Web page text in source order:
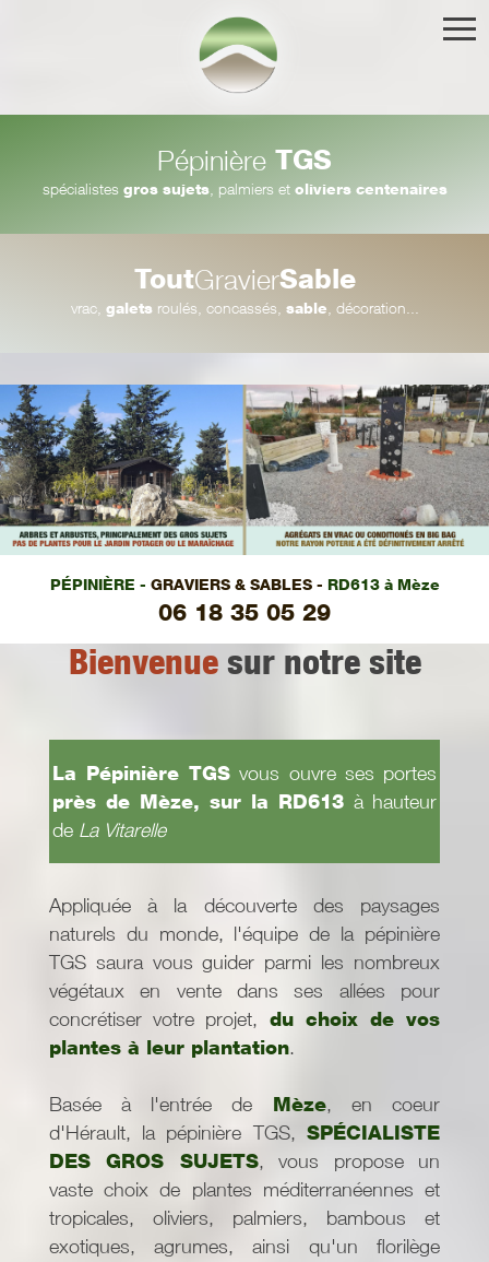
Pépinière TGS
spécialistes gros sujets, palmiers et oliviers centenaires
ToutGravierSable
vrac, galetsroulés, concassés, sable , décoration...
PÉPINIÈRE - GRAVIERS & SABLES - RD613 à Mèze
06 18 35 05 29
Bienvenuesur notre site
La Pépinière TGS vous ouvre ses portes
près de Mèze, sur la RD613 à hauteur
de La Vitarelle
Appliquée à la découverte des paysages
naturels du monde, l'équipe de la pépinière
TGS saura vous guider parmi les nombreux
végétaux en vente dans ses allées pour
concrétiser votre projet, du choix de vos
plantes à leur plantation.
Basée à l'entrée de Mèze, en coeur
d'Hérault, la pépinière TGS,SPÉCIALISTE
DES GROS SUJETS, vous propose un
vaste choix de plantes méditerranéennes et
tropicales, oliviers, palmiers, bambous et
exotiques, agrumes, ainsi qu'un florilège